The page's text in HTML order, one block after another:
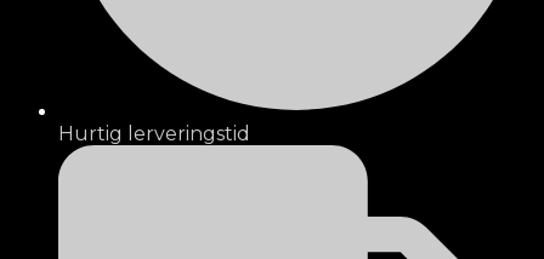
Hurtig lerveringstid